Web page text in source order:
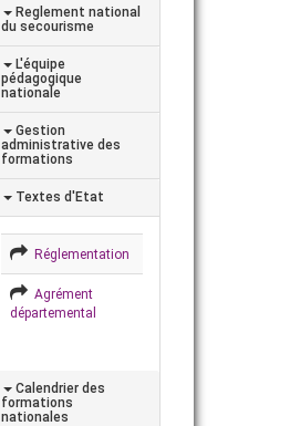
Reglement national
du secourisme
L'équipe
pédagogique
nationale
Gestion
administrative des
formations
Textes d'Etat
Réglementation
Agrément
départemental
Calendrier des
formations
nationales